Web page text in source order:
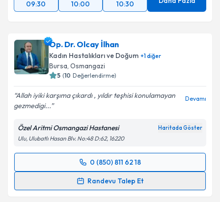
09:30 10:00 10:30
Op. Dr. Olcay İlhan
Kadın Hastalıkları ve Doğum +1diğer
Bursa, Osmangazi
5 (10 Değerlendirme)
Allah iyiki karşıma çıkardı , yıldır teşhisi konulamayan
gezmedigi...
Devamı
Özel Aritmi Osmangazi Hastanesi Haritada Göster
Ulu, Ulubatlı Hasan Blv. No:48 D:62, 16220
0 (850) 811 62 18
Randevu Talep Et
Randevu Takvimi Talebi